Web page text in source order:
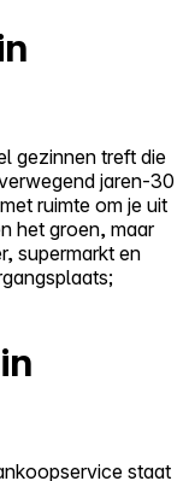
gezinnen treft die
jaren-30
ruimte om je uit
het groen, maar
supermarkt en
staat